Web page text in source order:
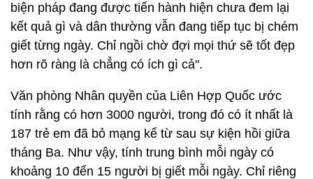
biện pháp đang được tiến hành hiện chưa đem lại
kết quả gì và dân thường vẫn đang tiếp tục bị chém
giết từng ngày. Chỉ ngồi chờ đợi mọi thứ sẽ tốt đẹp
hơn rõ ràng là chẳng có ích gì cả".
Văn phòng Nhân quyền của Liên Hợp Quốc ước
tính rằng có hơn 3000 người, trong đó có ít nhất là
187 trẻ em đã bỏ mạng kể từ sau sự kiện hồi giữa
tháng Ba. Như vậy, tính trung bình mỗi ngày có
khoảng 10 đến 15 người bị giết mỗi ngày. Chỉ riêng